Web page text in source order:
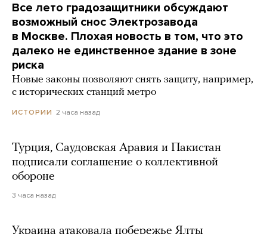
Все лето градозащитники обсуждают
возможный снос Электрозавода
в Москве. Плохая новость в том, что это
далеко не единственное здание в зоне
риска
Новые законы позволяют снять защиту, например,
с исторических станций метро
ИСТОРИИ 2 часа назад
Турция, Саудовская Аравия и Пакистан
подписали соглашение о коллективной
обороне
3 часа назад
Украина атаковала побережье Ялты